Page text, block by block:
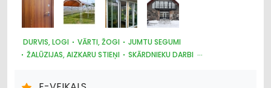
DURVIS, LOGI VĀRTI, ŽOGI
JUMTU SEGUMI
ŽALŪZIJAS, AIZKARU STIEŅI
SKĀRDNIEKU DARBI